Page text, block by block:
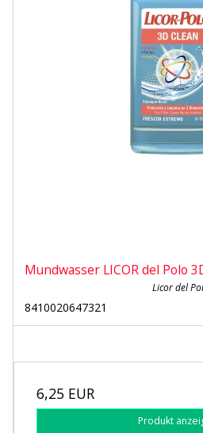
Mundwasser LICOR del Polo
Licor del Pol
8410020647321
6,25 EUR
Produkt